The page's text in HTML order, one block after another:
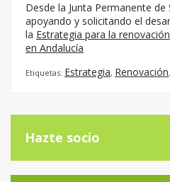
Desde la Junta Permanente de
apoyando y solicitando el
la Estrategia para la
en Andalucía
Etiquetas: Estrategia, Renovación,
Hazte socio